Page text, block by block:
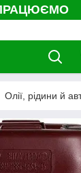
Олії, рідини й